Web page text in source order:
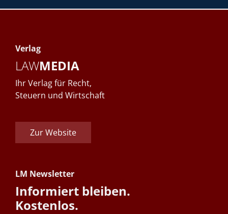
Verlag
LAWMEDIA
Ihr Verlag für Recht,
Steuern und Wirtschaft
Zur Website
LM Newsletter
Informiert bleiben.
Kostenlos.